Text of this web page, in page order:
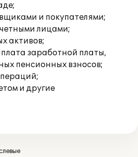
и покупателями;
лицами;
активов;
заработной платы,
пенсионных взносов;
и другие